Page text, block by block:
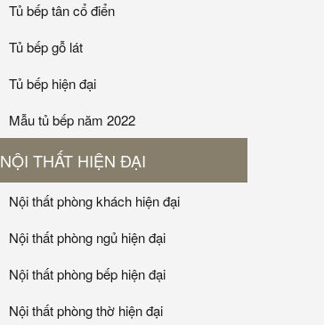
Tủ bếp tân cổ điển
Tủ bếp gỗ lát
Tủ bếp hiện đại
Mẫu tủ bếp năm 2022
NỘI THẤT HIỆN ĐẠI
Nội thất phòng khách hiện đại
Nội thất phòng ngủ hiện đại
Nội thất phòng bếp hiện đại
Nội thất phòng thờ hiện đại